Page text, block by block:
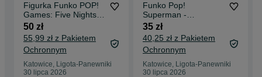
Figurka Funko POP!
Games: Five Nights
at Freddy's (FNAF) –
Jack-O-Moon nr 1133
(możliwy odbiór
osobisty)
50 zł
55,99 zł z Pakietem
Ochronnym
Katowice, Ligota-Panewniki
30 lipca 2026
Funko Pop!
Superman -
Superman (2025 Fall
Convention Exclusive)
#573 (możliwy odbiór
osobisty)
35 zł
40,25 zł z Pakietem
Ochronnym
Katowice, Ligota-Panewniki
30 lipca 2026